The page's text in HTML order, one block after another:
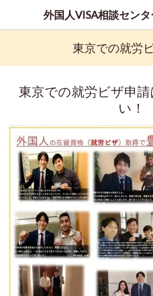
外国人VISA相談センタ
東京での就労
東京での就労ビザ申
い！